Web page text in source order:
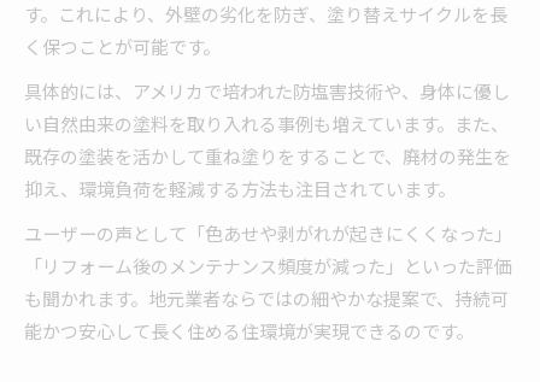
す。これにより、外壁の劣化を防ぎ、塗り替えサイクルを長
く保つことが可能です。
具体的には、アメリカで培われた防塩害技術や、身体に優し
い自然由来の塗料を取り入れる事例も増えています。また、
既存の塗装を活かして重ね塗りをすることで、廃材の発生を
抑え、環境負荷を軽減する方法も注目されています。
ユーザーの声として「色あせや剥がれが起きにくくなった」
「リフォーム後のメンテナンス頻度が減った」といった評価
も聞かれます。地元業者ならではの細やかな提案で、持続可
能かつ安心して長く住める住環境が実現できるのです。